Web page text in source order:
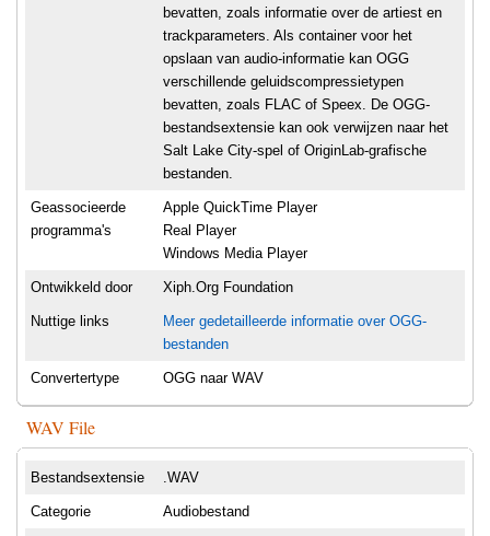
bevatten, zoals informatie over de artiest en
trackparameters. Als container voor het
opslaan van audio-informatie kan OGG
verschillende geluidscompressietypen
bevatten, zoals FLAC of Speex. De OGG-
bestandsextensie kan ook verwijzen naar het
Salt Lake City-spel of OriginLab-grafische
bestanden.
Geassocieerde
programma's
Apple QuickTime Player
Real Player
Windows Media Player
Ontwikkeld door Xiph.Org Foundation
Nuttige links
Meer gedetailleerde informatie over OGG-
bestanden
Convertertype OGG naar WAV
WAV File
Bestandsextensie .WAV
Categorie Audiobestand